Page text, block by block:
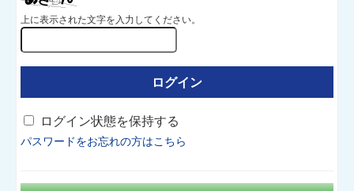
上に表示された文字を入力してください。
ログイン状態を保持する
パスワードをお忘れの方はこちら